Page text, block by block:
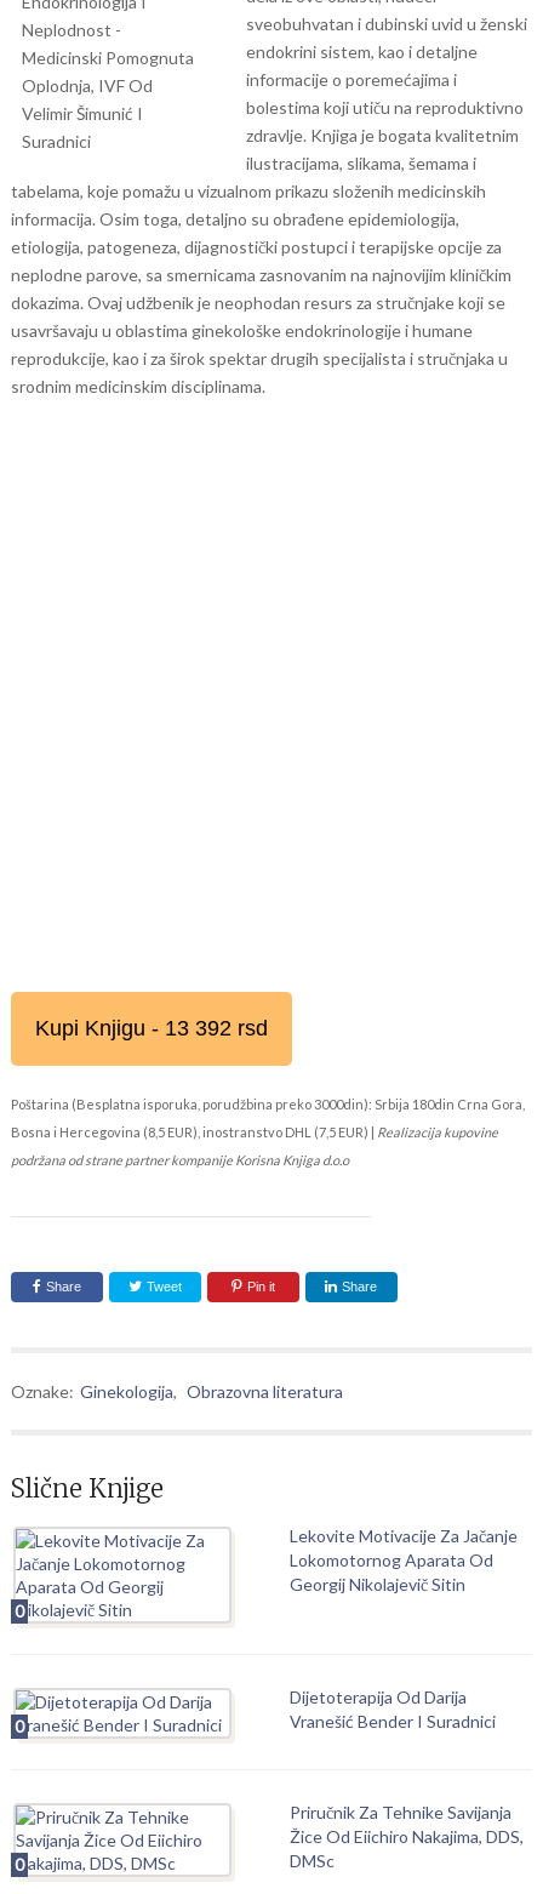
sveobuhvatan i dubinski uvid u ženski
endokrini sistem, kao i detaljne
informacije o poremećajima i
bolestima koji utiču na reproduktivno
zdravlje. Knjiga je bogata kvalitetnim
ilustracijama, slikama, šemama i
tabelama, koje pomažu u vizualnom prikazu složenih medicinskih
informacija. Osim toga, detaljno su obrađene epidemiologija,
etiologija, patogeneza, dijagnostički postupci i terapijske opcije za
neplodne parove, sa smernicama zasnovanim na najnovijim kliničkim
dokazima. Ovaj udžbenik je neophodan resurs za stručnjake koji se
usavršavaju u oblastima ginekološke endokrinologije i humane
reprodukcije, kao i za širok spektar drugih specijalista i stručnjaka u
srodnim medicinskim disciplinama.
Kupi Knjigu - 13 392 rsd
Poštarina (Besplatna isporuka, porudžbina preko 3000din): Srbija 180din Crna Gora,
Bosna i Hercegovina (8,5 EUR), inostranstvo DHL (7,5 EUR) | Realizacija kupovine
podržana od strane partner kompanije Korisna Knjiga d.o.o
Share Tweet Pin it Share
Oznake: Ginekologija, Obrazovna literatura
Slične Knjige
0
Lekovite Motivacije Za Jačanje
Lokomotornog Aparata Od
Georgij Nikolajevič Sitin
0
Dijetoterapija Od Darija
Vranešić Bender I Suradnici
0
Priručnik Za Tehnike Savijanja
Žice Od Eiichiro Nakajima, DDS,
DMSc